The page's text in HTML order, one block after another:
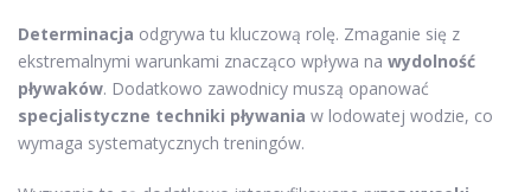
Determinacja odgrywa tu kluczową rolę. Zmaganie się z
ekstremalnymi warunkami znacząco wpływa na wydolność
pływaków. Dodatkowo zawodnicy muszą opanować
specjalistyczne techniki pływania w lodowatej wodzie, co
wymaga systematycznych treningów.